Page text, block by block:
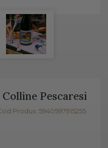
Pescaresi
Produs: 5940597915255